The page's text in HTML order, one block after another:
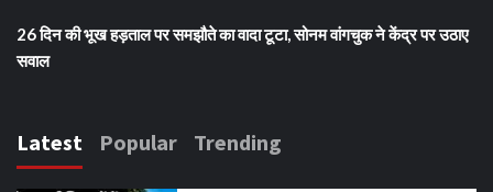
26 दिन की भूख हड़ताल पर समझौते का वादा टूटा, सोनम वांगचुक ने केंद्र पर उठाए
सवाल
Latest Popular Trending